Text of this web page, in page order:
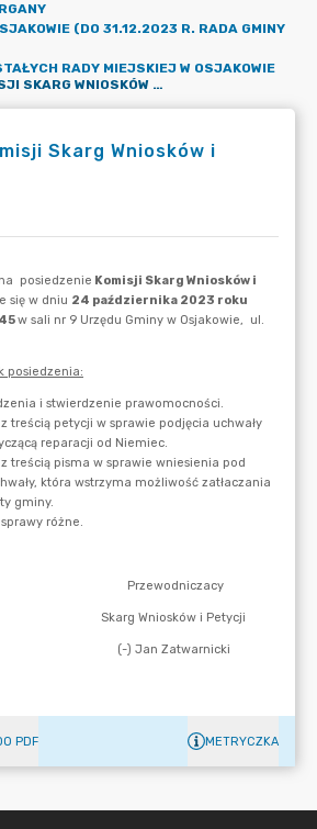
(DO 31.12.2023 R. RADA GMINY
RADY MIEJSKIEJ W OSJAKOWIE
INFORMACJA KOMISJI SKARG WNIOSKÓW I PETYCJI
Skarg Wniosków i
PDF METRYCZKA